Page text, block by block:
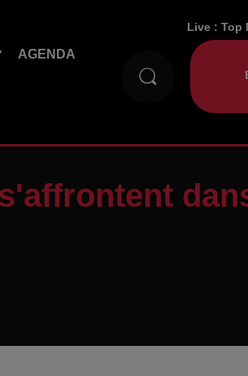
AGENDA
Live :Top